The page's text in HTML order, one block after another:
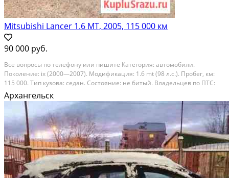
Mitsubishi Lancer 1.6 МТ, 2005, 115 000 км
90 000 руб.
Все вопросы по телефону или пишите Категория: автомобили.
Поколение: ix (2000—2007). Модификация: 1.6 mt (98 л.с.). Пробег, км:
115 000. Тип кузова: седан. Состояние: не битый. Владельцев по ПТС:
4+. Количество дверей: 4. Тип двигателя: бензин. Объём двигателя, л:
1.6. Привод: передний. Руль:...
Архангельск